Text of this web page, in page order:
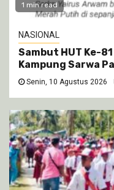
1 min read
NASIONAL
Sambut HUT Ke-
Kampung Sarwa
Senin, 10 Agustus 2026